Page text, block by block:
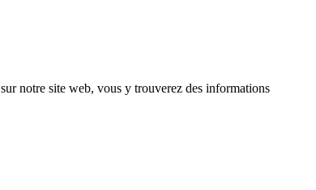
sur notre site web, vous y trouverez des informations